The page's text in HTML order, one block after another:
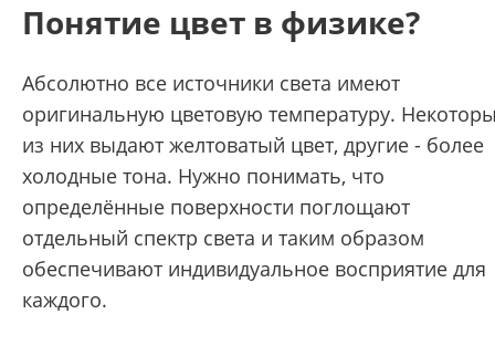
Понятие цвет в физике?
Абсолютно все источники света имеют
оригинальную цветовую температуру.
из них выдают желтоватый цвет, другие - более
холодные тона. Нужно понимать, что
определённые поверхности поглощают
отдельный спектр света и таким образом
обеспечивают индивидуальное восприятие для
каждого.